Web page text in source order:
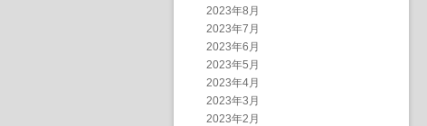
2023年8月
2023年7月
2023年6月
2023年5月
2023年4月
2023年3月
2023年2月